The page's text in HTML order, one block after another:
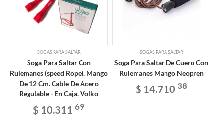
SOGAS PARA SALTAR
Soga Para Saltar Con
Rulemanes (speed Rope). Mango
De 12 Cm. Cable De Acero
Regulable - En Caja. Volko
$ 10.311 69
SOGAS PARA SALTAR
Soga Para Saltar De Cuero Con
Rulemanes Mango Neopren
$ 14.710 38